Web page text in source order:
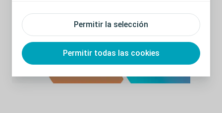
Permitir la selección
Permitir todas las cookies